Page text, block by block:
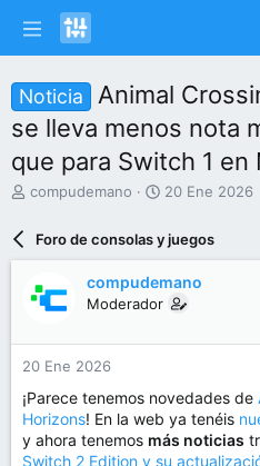
Noticia
Animal
se lleva menos nota
que para Switch 1
I
a
r
d
e
l
t
e
compudemano
F
c
h
d
e
n
o
20 Ene 2026
Foro de consolas y juegos
compudemano
Moderador
20 Ene 2026
¡Parece tenemos novedades de
Horizons! En la web ya tenéis
y ahora tenemos más noticias
Switch 2 Edition y su